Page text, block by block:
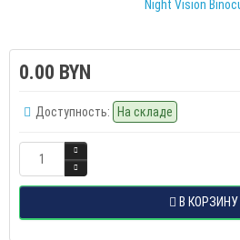
0.00 BYN
Доступность: На складе
В КОРЗИНУ